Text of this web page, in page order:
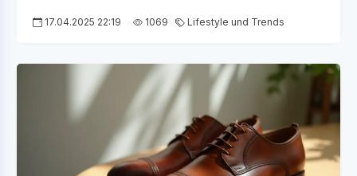
17.04.2025 22:19 1069 Lifestyle und Trends